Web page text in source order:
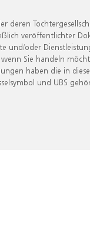
deren
veröffentlichter
und/oder
Sie handeln
haben die in
und UBS